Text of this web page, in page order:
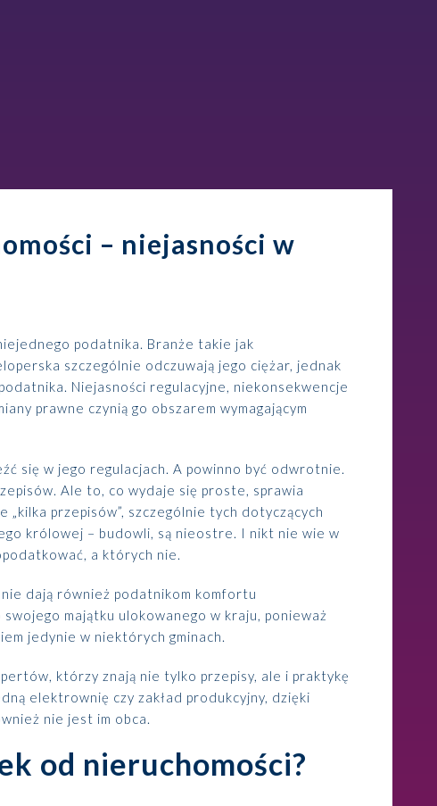
– niejasności w
podatnika. Branże takie jak
szczególnie odczuwają jego ciężar, jednak
Niejasności regulacyjne, niekonsekwencje
prawne czynią go obszarem wymagającym
się w jego regulacjach. A powinno być odwrotnie.
Ale to, co wydaje się proste, sprawia
przepisów”, szczególnie tych dotyczących
królowej – budowli, są nieostre. I nikt nie wie w
a których nie.
dają również podatnikom komfortu
majątku ulokowanego w kraju, ponieważ
jedynie w niektórych gminach.
którzy znają nie tylko przepisy, ale i praktykę
elektrownię czy zakład produkcyjny, dzięki
nie jest im obca.
od nieruchomości?